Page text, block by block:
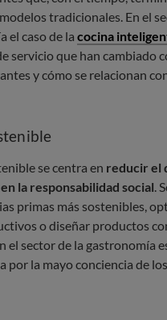
tradicionales. En el
el caso de la cocina
servicio que han cambiado
y cómo se relacionan
se centra en reducir el
la responsabilidad social.
primas más sostenibles,
o diseñar productos
el sector de la gastronomía
por la mayo conciencia de los